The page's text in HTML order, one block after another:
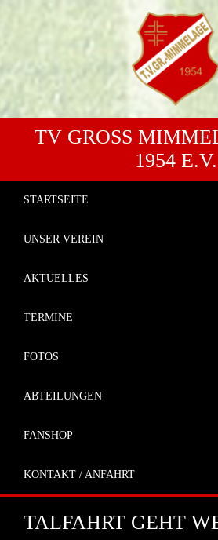
TV GROSS
954 E.V.
STARTSEITE
UNSER VEREIN
AKTUELLES
TERMINE
FOTOS
ABTEILUNGEN
FANSHOP
KONTAKT / ANFAHRT
TALFAHRT GEHT